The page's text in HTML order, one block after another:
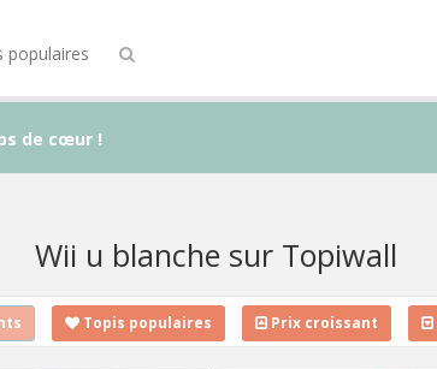
populaires
de cœur !
Wii u blanche sur Topiwall
Topis populaires Prix croissant